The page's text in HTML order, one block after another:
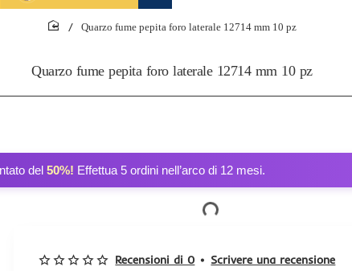
Quarzo fume pepita foro laterale 12714 mm 10 pz
Quarzo fume pepita foro laterale 12714 mm 10 pz
del 50%! Effettua 5 ordini nell’arco di 12 mesi.
Recensioni di 0 • Scrivere una recensione